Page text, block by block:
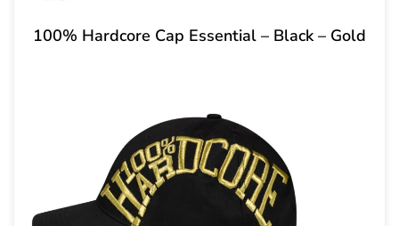
100% Hardcore Cap Essential – Black – Gold